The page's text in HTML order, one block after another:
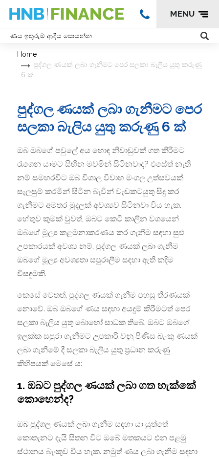
MENU
Home
පුද්ගල ණයක් ලබා ගැනීමට පෙර සලකා බැලිය යුතු කරුණු
6 ක්
පුද්ගල ණයක් ලබා ගැනීමට පෙර
සලකා බැලිය යුතු කරුණු 6 ක්
ඔබ ඔබගේ පවුලේ අය හොඳ නිවාඩුවක් ගත කිරීමට
රැගෙන යාමට සිහින මවමින් සිටිනවාද? එසේත් නැති
නම් සමහරවිට ඔබ විශාල විවාහ මංගල උත්සවයක්
සැලසුම් කරමින් සිටින බැවින් වැඩකටයුතු සිදු කර
ගැනීමට අමතර මුදලක් අවශ්‍යව සිටිනවා විය හැක.
හේතුව කුමක් වුවත්, ඔබට කෙටි කාලීන වශයෙන්
ඔබගේ මූල්‍ය කළමනාකරණය කර ගැනීම සඳහා සුළු
උපකාරයක් අවශ්‍ය නම්, පුද්ගල ණයක් ලබා ගැනීම
ඔබගේ මූල්‍ය අවශ්‍යතා සපුරාලීම සඳහා ඇති කදිම
විසඳුමකි.
කෙසේ වෙතත්, පුද්ගල ණයක් ගැනීම පහසු තීරණයක්
නොවේ. ඔබ ඔබගේ ණය සඳහා අයදුම් කිරීමටත් පෙර
සලකා බැලිය යුතු බොහෝ සාධක තිබේ. ඔබට ඔබගේ
ඉලක්ක සපුරා ගැනීමට උපකාරී වනු පිණිස බැංකු ණයක්
ලබා ගැනීමේ දී සලකා බැලිය යුතු ප්‍රධාන කරුණු
කිහිපයක් මෙසේ ය:
1. ඔබට පුද්ගල ණයක් ලබා ගත හැක්කේ
කොහෙන්ද?
ඔබ පුද්ගල ණයක් ලබා ගැනීම සඳහා යා යුත්තේ
කොතැනට දැයි සිතන විට ඔබේ මතකයට එන පළමු
ස්ථානය බැංකුව විය හැක. නමුත් ණය ලබා ගැනීම සඳහා